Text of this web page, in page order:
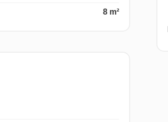
8 m²